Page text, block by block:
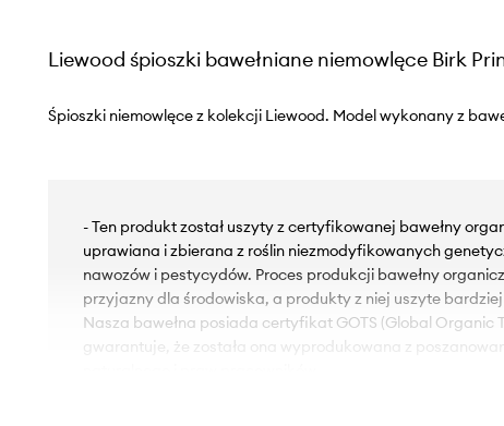
Liewood śpioszki bawełniane niemowlęce Birk
Śpioszki niemowlęce z kolekcji Liewood. Model wykonany z
- Ten produkt został uszyty z certyfikowanej bawełny
uprawiana i zbierana z roślin niezmodyfikowanych
nawozów i pestycydów. Proces produkcji bawełny
przyjazny dla środowiska, a produkty z niej uszyte
Nasza bawełna posiada certyfikat GOTS (Global Organic
gwarantuje, że została ona wyprodukowana z